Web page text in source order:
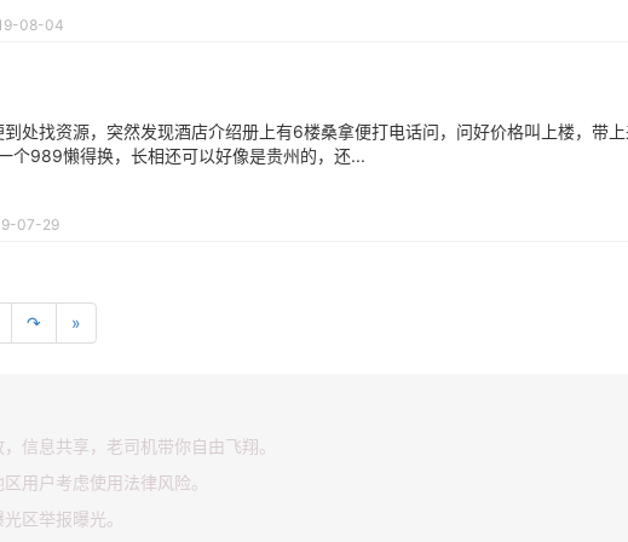
08-04
处找资源，突然发现酒店介绍册上有6楼桑拿便打电话问，问好价格叫上楼，带
个989懒得换，长相还可以好像是贵州的，还...
07-29
↷ »
信息共享，老司机带你自由飞翔。
用户考虑使用法律风险。
区举报曝光。